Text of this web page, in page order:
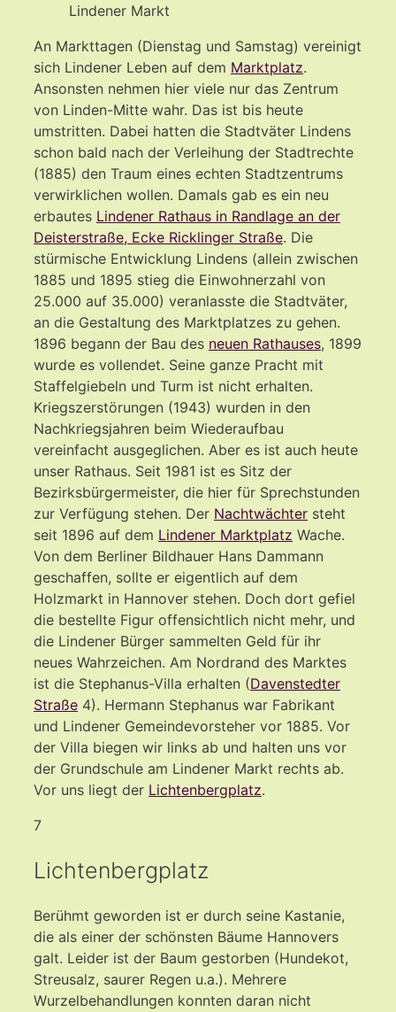
Lindener Markt
An Markttagen (Dienstag und Samstag) vereinigt
sich Lindener Leben auf dem Marktplatz.
Ansonsten nehmen hier viele nur das Zentrum
von Linden-Mitte wahr. Das ist bis heute
umstritten. Dabei hatten die Stadtväter Lindens
schon bald nach der Verleihung der Stadtrechte
(1885) den Traum eines echten Stadtzentrums
verwirklichen wollen. Damals gab es ein neu
erbautes Lindener Rathaus in Randlage an der
Deisterstraße, Ecke Ricklinger Straße. Die
stürmische Entwicklung Lindens (allein zwischen
1885 und 1895 stieg die Einwohnerzahl von
25.000 auf 35.000) veranlasste die Stadtväter,
an die Gestaltung des Marktplatzes zu gehen.
1896 begann der Bau des neuen Rathauses, 1899
wurde es vollendet. Seine ganze Pracht mit
Staffelgiebeln und Turm ist nicht erhalten.
Kriegszerstörungen (1943) wurden in den
Nachkriegsjahren beim Wiederaufbau
vereinfacht ausgeglichen. Aber es ist auch heute
unser Rathaus. Seit 1981 ist es Sitz der
Bezirksbürgermeister, die hier für Sprechstunden
zur Verfügung stehen. Der Nachtwächter steht
seit 1896 auf dem Lindener Marktplatz Wache.
Von dem Berliner Bildhauer Hans Dammann
geschaffen, sollte er eigentlich auf dem
Holzmarkt in Hannover stehen. Doch dort gefiel
die bestellte Figur offensichtlich nicht mehr, und
die Lindener Bürger sammelten Geld für ihr
neues Wahrzeichen. Am Nordrand des Marktes
ist die Stephanus-Villa erhalten (Davenstedter
Straße 4). Hermann Stephanus war Fabrikant
und Lindener Gemeindevorsteher vor 1885. Vor
der Villa biegen wir links ab und halten uns vor
der Grundschule am Lindener Markt rechts ab.
Vor uns liegt der Lichtenbergplatz.
7
Lichtenbergplatz
Berühmt geworden ist er durch seine Kastanie,
die als einer der schönsten Bäume Hannovers
galt. Leider ist der Baum gestorben (Hundekot,
Streusalz, saurer Regen u.a.). Mehrere
Wurzelbehandlungen konnten daran nicht